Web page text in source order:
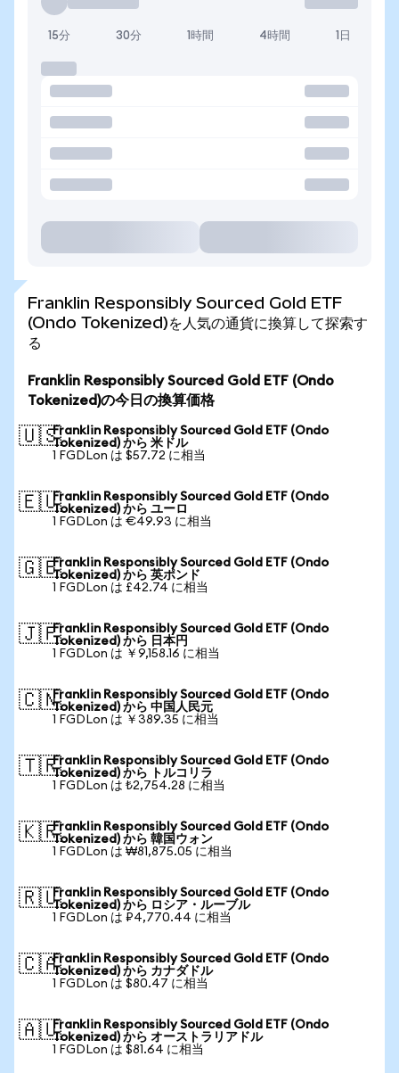
15分 30分 1時間 4時間 1日
Franklin Responsibly Sourced Gold ETF
(Ondo Tokenized)を人気の通貨に換算して探索す
る
Franklin Responsibly Sourced Gold ETF (Ondo
Tokenized)の今日の換算価格
🇺🇸Franklin Responsibly Sourced Gold ETF (Ondo
Tokenized) から 米ドル
1 FGDLon は $57.72 に相当
🇪🇺Franklin Responsibly Sourced Gold ETF (Ondo
Tokenized) から ユーロ
1 FGDLon は €49.93 に相当
🇬🇧Franklin Responsibly Sourced Gold ETF (Ondo
Tokenized) から 英ポンド
1 FGDLon は £42.74 に相当
🇯🇵Franklin Responsibly Sourced Gold ETF (Ondo
Tokenized) から 日本円
1 FGDLon は ￥9,158.16 に相当
🇨🇳Franklin Responsibly Sourced Gold ETF (Ondo
Tokenized) から 中国人民元
1 FGDLon は ￥389.35 に相当
🇹🇷Franklin Responsibly Sourced Gold ETF (Ondo
Tokenized) から トルコリラ
1 FGDLon は ₺2,754.28 に相当
🇰🇷Franklin Responsibly Sourced Gold ETF (Ondo
Tokenized) から 韓国ウォン
1 FGDLon は ₩81,875.05 に相当
🇷🇺Franklin Responsibly Sourced Gold ETF (Ondo
Tokenized) から ロシア・ルーブル
1 FGDLon は ₽4,770.44 に相当
🇨🇦Franklin Responsibly Sourced Gold ETF (Ondo
Tokenized) から カナダドル
1 FGDLon は $80.47 に相当
🇦🇺Franklin Responsibly Sourced Gold ETF (Ondo
Tokenized) から オーストラリアドル
1 FGDLon は $81.64 に相当